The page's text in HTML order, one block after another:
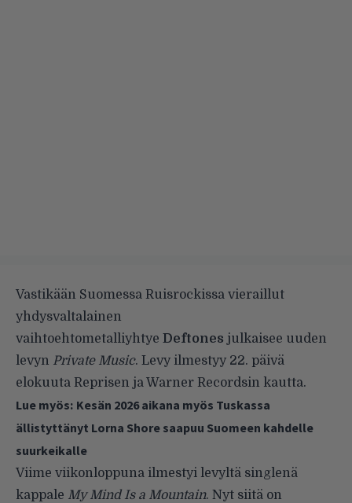
Vastikään Suomessa Ruisrockissa vieraillut
yhdysvaltalainen
vaihtoehtometalliyhtye Deftones julkaisee uuden
levyn Private Music. Levy ilmestyy 22. päivä
elokuuta Reprisen ja Warner Recordsin kautta.
Lue myös: Kesän 2026 aikana myös Tuskassa
ällistyttänyt Lorna Shore saapuu Suomeen kahdelle
suurkeikalle
Viime viikonloppuna ilmestyi levyltä singlenä
kappale My Mind Is a Mountain. Nyt siitä on